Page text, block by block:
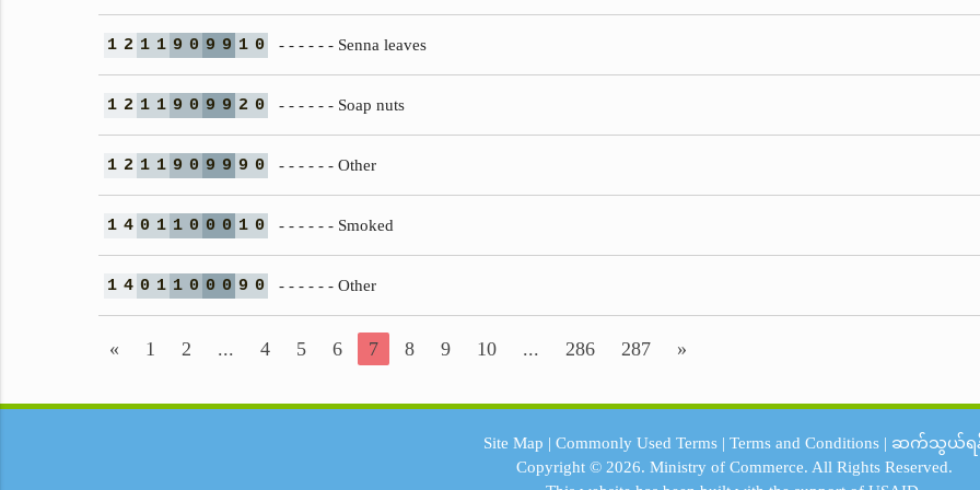
1 2 1 1 9 0 9 9 1 0 - - - - - - Senna leaves
1 2 1 1 9 0 9 9 2 0 - - - - - - Soap nuts
1 2 1 1 9 0 9 9 9 0 - - - - - - Other
1 4 0 1 1 0 0 0 1 0 - - - - - - Smoked
1 4 0 1 1 0 0 0 9 0 - - - - - - Other
« 1 2 ... 4 5 6 7 8 9 10 ... 286 287 »
Site Map | Commonly Used Terms| Terms and Conditions| ဆက်သွယ်ရ
Copyright © 2026.Ministry of Commerce. All Rights Reserved.